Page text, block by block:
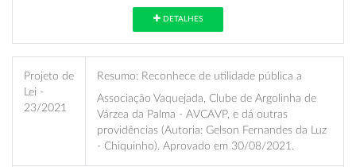
DETALHES
Projeto de
Lei -
23/2021
Resumo: Reconhece de utilidade pública a
Associação Vaquejada, Clube de Argolinha de
Várzea da Palma - AVCAVP, e dá outras
providências (Autoria: Gelson Fernandes da Luz
- Chiquinho). Aprovado em 30/08/2021.